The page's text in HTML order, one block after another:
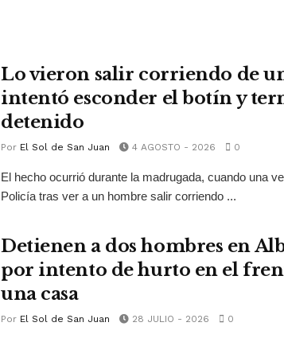
Lo vieron salir corriendo de
intentó esconder el botín y
detenido
Por El Sol de San Juan 4 AGOSTO - 2026 0
El hecho ocurrió durante la madrugada, cuando una
Policía tras ver a un hombre salir corriendo ...
Detienen a dos hombres en
por intento de hurto en el
una casa
Por El Sol de San Juan 28 JULIO - 2026 0